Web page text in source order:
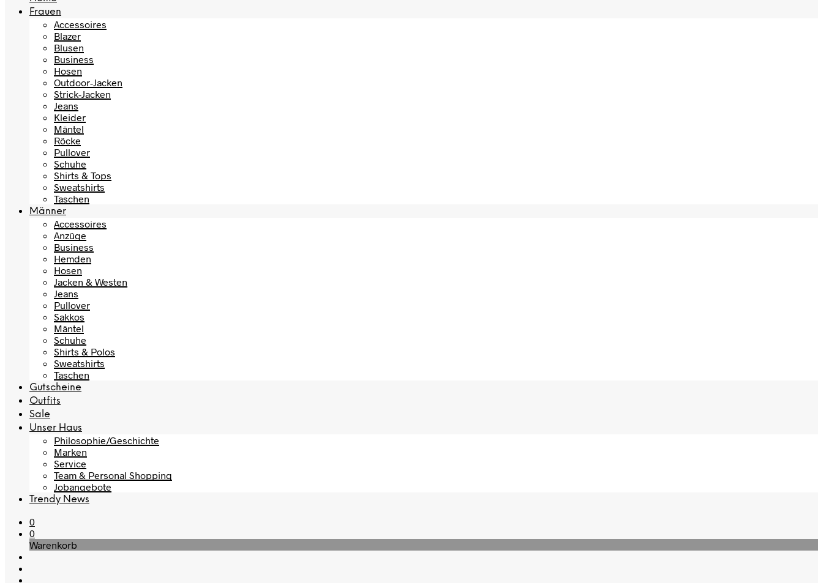
Frauen
Accessoires
Blazer
Blusen
Business
Hosen
Outdoor-Jacken
Strick-Jacken
Jeans
Kleider
Mäntel
Röcke
Pullover
Schuhe
Shirts & Tops
Sweatshirts
Taschen
Männer
Accessoires
Anzüge
Business
Hemden
Hosen
Jacken & Westen
Jeans
Pullover
Sakkos
Mäntel
Schuhe
Shirts & Polos
Sweatshirts
Taschen
Gutscheine
Outfits
Sale
Unser Haus
Philosophie/Geschichte
Marken
Service
Team & Personal Shopping
Jobangebote
Trendy News
0
0
Warenkorb